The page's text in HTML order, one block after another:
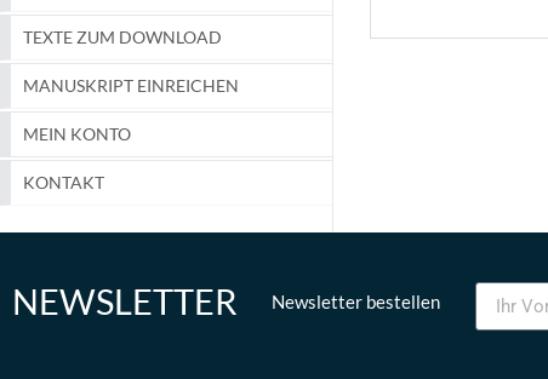
TEXTE ZUM DOWNLOAD
MANUSKRIPT EINREICHEN
MEIN KONTO
KONTAKT
NEWSLETTER Newsletter bestellen